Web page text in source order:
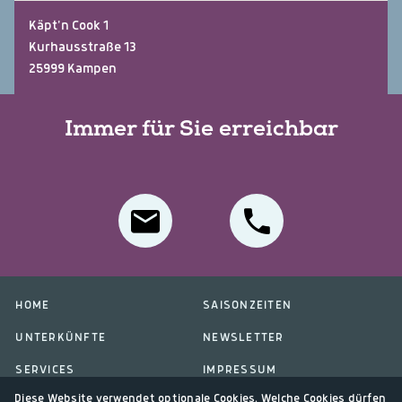
Käpt'n Cook 1
Kurhausstraße 13
25999 Kampen
Immer für Sie erreichbar
HOME
UNTERKÜNFTE
SERVICES
SAISONZEITEN
NEWSLETTER
IMPRESSUM
Diese Website verwendet optionale Cookies. Welche Cookies dürfen